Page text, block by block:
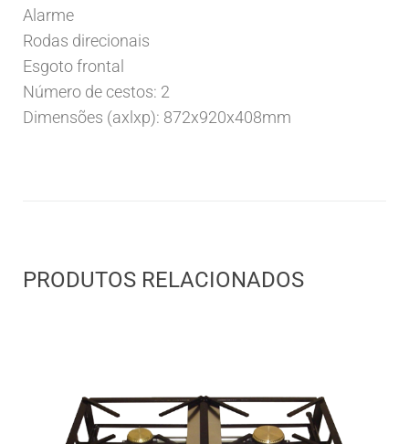
Alarme
Rodas direcionais
Esgoto frontal
Número de cestos: 2
Dimensões (axlxp): 872x920x408mm
PRODUTOS RELACIONADOS